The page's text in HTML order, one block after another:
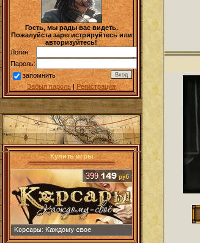
Гость, мы рады вас видеть.
Пожалуйста зарегистрируйтесь или
авторизуйтесь!
Логин:
Пароль:
запомнить
Забыл пароль|Регистрация
Купить игры